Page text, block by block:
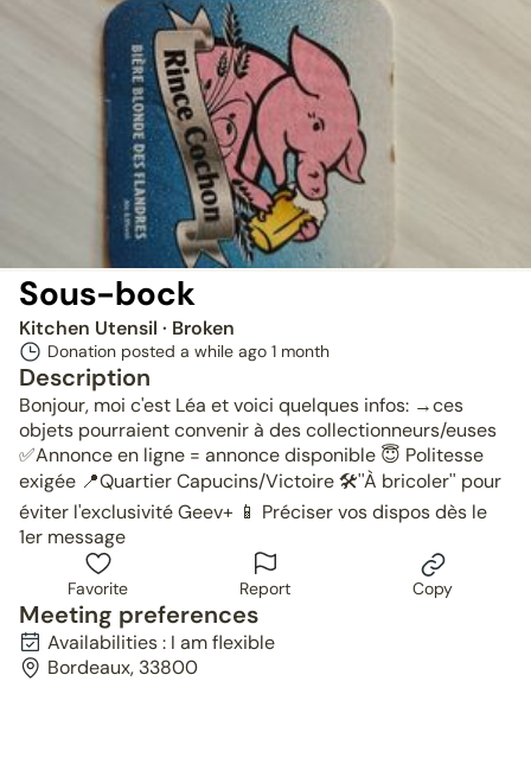
Sous-bock
Kitchen Utensil · Broken
Donation posted a while ago 1 month
Description
Bonjour, moi c'est Léa et voici quelques infos: →ces
objets pourraient convenir à des collectionneurs/euses
✅Annonce en ligne = annonce disponible 😇 Politesse
exigée 📍Quartier Capucins/Victoire 🛠️''À bricoler'' pour
éviter l'exclusivité Geev+ 📱 Préciser vos dispos dès le
1er message
Favorite Report Copy
Meeting preferences
Availabilities : I am flexible
Bordeaux, 33800